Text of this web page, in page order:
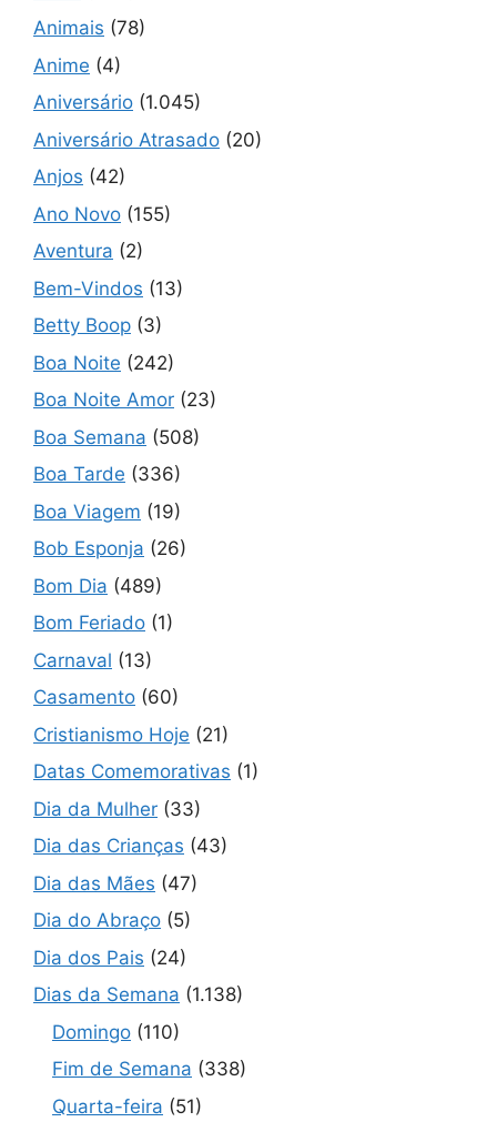
Animais (78)
Anime (4)
Aniversário (1.045)
Aniversário Atrasado (20)
Anjos (42)
Ano Novo (155)
Aventura (2)
Bem-Vindos (13)
Betty Boop (3)
Boa Noite (242)
Boa Noite Amor (23)
Boa Semana (508)
Boa Tarde (336)
Boa Viagem (19)
Bob Esponja (26)
Bom Dia (489)
Bom Feriado (1)
Carnaval (13)
Casamento (60)
Cristianismo Hoje (21)
Datas Comemorativas (1)
Dia da Mulher (33)
Dia das Crianças (43)
Dia das Mães (47)
Dia do Abraço (5)
Dia dos Pais (24)
Dias da Semana (1.138)
Domingo (110)
Fim de Semana (338)
Quarta-feira (51)